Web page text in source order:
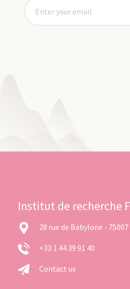
Institut de recherche
28 rue de Babylone -
+33 1 44 39 91 40
Contact us